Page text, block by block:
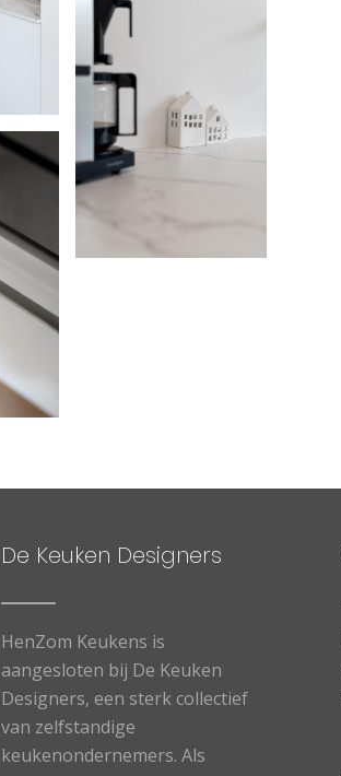
De Keuken Designers
HenZom Keukens is
aangesloten bij De Keuken
Designers, een sterk collectief
van zelfstandige
keukenondernemers. Als